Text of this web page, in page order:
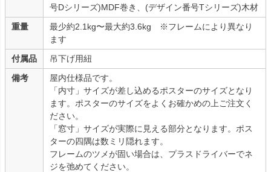
号Dシリーズ)MDF巻き、(デザイン番号Tシリーズ)木材
重量
最少約2.1kg〜最大約3.6kg ※フレームにより異なり
ます
付属品
吊下げ用紐
備考
屋内仕様品です。
「内寸」サイズが差し込めるポスターのサイズとなり
ます。ポスターのサイズをよくお確かめの上ご注文く
ださい。
「窓寸」サイズが実際に見える部分となります。ポス
ターの四隅は数ミリ隠れます。
フレームのツメが固い場合は、プラスドライバーでネ
ジを弛めてください。